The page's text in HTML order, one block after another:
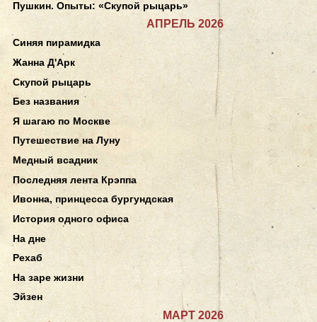
Пушкин. Опыты: «Скупой рыцарь»
АПРЕЛЬ 2026
Синяя пирамидка
Жанна Д'Арк
Скупой рыцарь
Без названия
Я шагаю по Москве
Путешествие на Луну
Медный всадник
Последняя лента Крэппа
Ивонна, принцесса бургундская
История одного офиса
На дне
Рехаб
На заре жизни
Эйзен
МАРТ 2026